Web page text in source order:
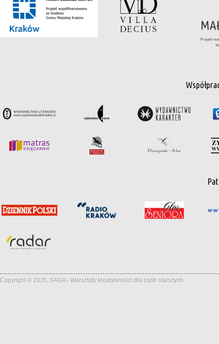
Projekt
Copyright © 2026, SAGA - Warsztaty kreatywności dla osób starszych